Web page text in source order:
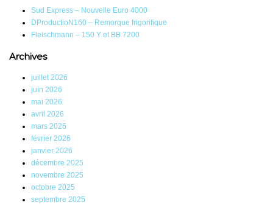
Sud Express – Nouvelle Euro 4000
DProductioN160 – Remorque frigorifique
Fleischmann – 150 Y et BB 7200
Archives
juillet 2026
juin 2026
mai 2026
avril 2026
mars 2026
février 2026
janvier 2026
décembre 2025
novembre 2025
octobre 2025
septembre 2025